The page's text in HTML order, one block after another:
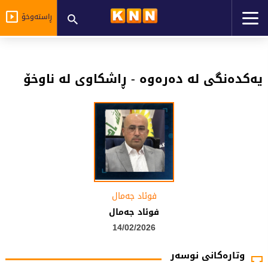
ڕاستەوخۆ
یەکدەنگی لە دەرەوە - ڕاشکاوی لە ناوخۆ
فوئاد جەمال
فوئاد جەمال
14/02/2026
وتارەکانی نوسەر